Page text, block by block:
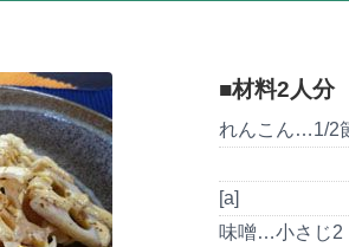
■材料2人分
れんこん…1/2
[a]
味噌…小さじ2